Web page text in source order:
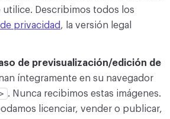
utilice. Describimos todos los
privacidad, la versión legal
de previsualización/edición de
íntegramente en su navegador
. Nunca recibimos estas imágenes.
licenciar, vender o publicar,